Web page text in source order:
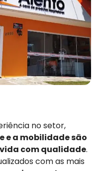
no setor,
e a mobilidade são
com qualidade.
com as mais